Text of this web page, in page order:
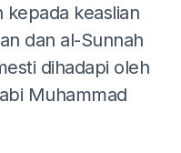
kepada keaslian
dan al-Sunnah
dihadapi oleh
Muhammad